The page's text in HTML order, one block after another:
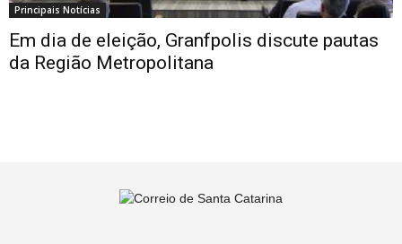
Principais Notícias
Em dia de eleição, Granfpolis discute pautas
da Região Metropolitana